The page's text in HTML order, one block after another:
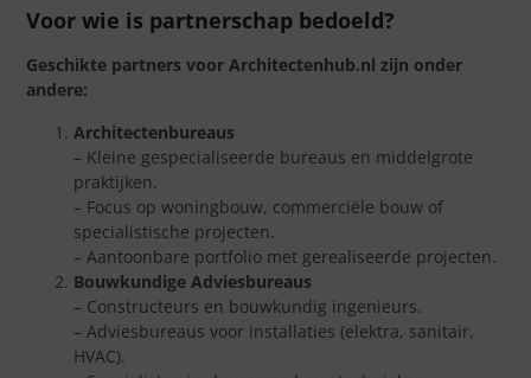
Voor wie is partnerschap bedoeld?
Geschikte partners voor Architectenhub.nl zijn onder
andere:
Architectenbureaus
– Kleine gespecialiseerde bureaus en middelgrote
praktijken.
– Focus op woningbouw, commerciële bouw of
specialistische projecten.
– Aantoonbare portfolio met gerealiseerde projecten.
Bouwkundige Adviesbureaus
– Constructeurs en bouwkundig ingenieurs.
– Adviesbureaus voor installaties (elektra, sanitair,
HVAC).